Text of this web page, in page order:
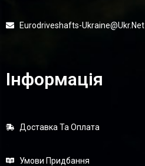
Eurodriveshafts-Ukraine@ukr.net
Інформація
Доставка Та Оплата
Умови Придбання